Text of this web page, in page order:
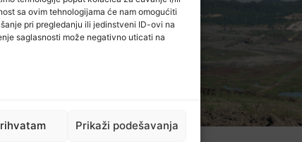
sa ovim tehnologijama će nam omogućiti
pri pregledanju ili jedinstveni ID-ovi na
saglasnosti može negativno uticati na
Prikaži podešavanja